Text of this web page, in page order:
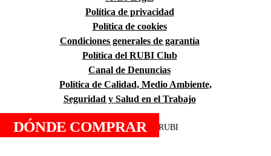
DÓNDE COMPRAR
Política de privacidad
Política de cookies
Condiciones generales de garantía
Política del RUBI Club
Canal de Denuncias
Política de Calidad, Medio Ambiente,
Seguridad y Salud en el Trabajo
Copyright © 2026 RUBI